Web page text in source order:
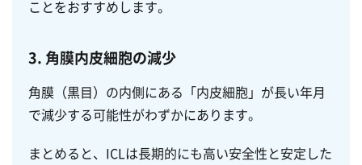
ことをおすすめします。
3. 角膜内皮細胞の減少
角膜（黒目）の内側にある「内皮細胞」が長い年月
で減少する可能性がわずかにあります。
まとめると、ICLは長期的にも高い安全性と安定した